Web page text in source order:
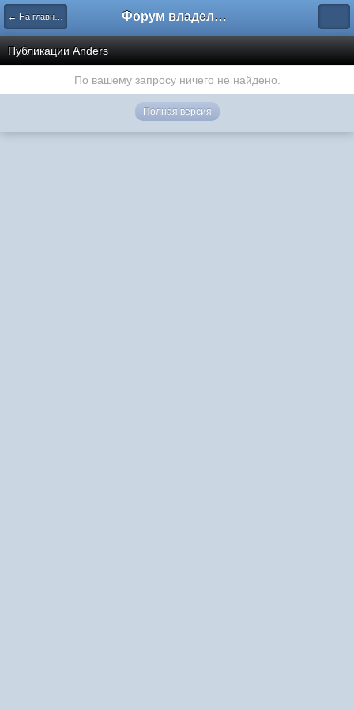
← На главную Форум владельцев интернет-магазинов
Публикации Anders
По вашему запросу ничего не найдено.
Полная версия